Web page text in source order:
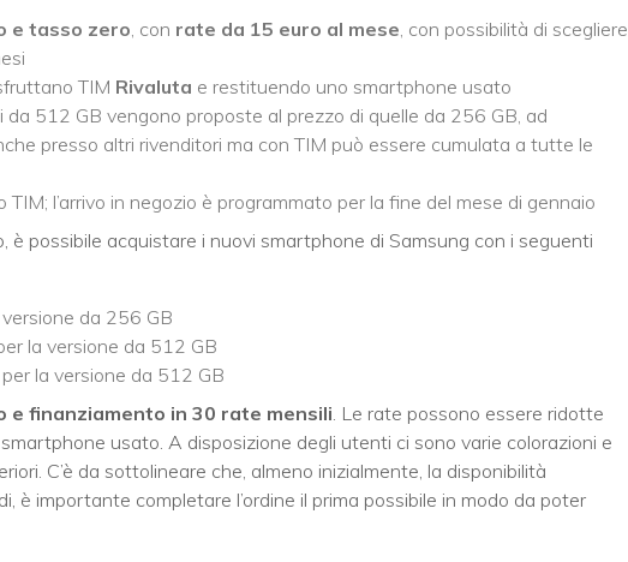
e tasso zero , con rate da 15 euro al mese , con possibilità di scegliere
TIM Rivaluta e restituendo uno smartphone usato
da 512 GB vengono proposte al prezzo di quelle da 256 GB, ad
presso altri rivenditori ma con TIM può essere cumulata a tutte le
TIM; l’arrivo in negozio è programmato per la fine del mese di gennaio
è possibile acquistare i nuovi smartphone di Samsung con i seguenti
da 256 GB
la versione da 512 GB
per la versione da 512 GB
e finanziamento in 30 rate mensili . Le rate possono essere ridotte
usato. A disposizione degli utenti ci sono varie colorazioni e
C’è da sottolineare che, almeno inizialmente, la disponibilità
è importante completare l’ordine il prima possibile in modo da poter